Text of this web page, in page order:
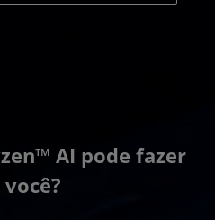
AI pode fazer